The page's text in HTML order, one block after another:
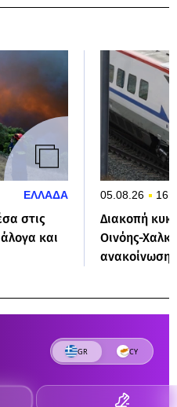
ΕΛΛΑΔΑ
στις
και
05.08.26
Διακοπή
Οινόης-
ανακοίνωση